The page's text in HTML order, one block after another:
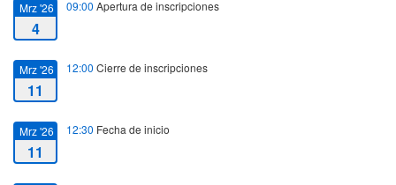
Mrz '26
4
09:00 Apertura de inscripciones
Mrz '26
11
12:00 Cierre de inscripciones
Mrz '26
11
12:30 Fecha de inicio